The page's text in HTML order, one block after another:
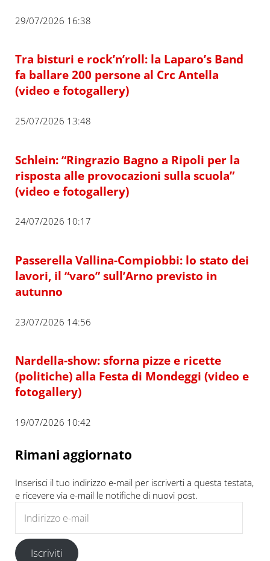
29/07/2026 16:38
Tra bisturi e rock’n’roll: la Laparo’s Band
fa ballare 200 persone al Crc Antella
(video e fotogallery)
25/07/2026 13:48
Schlein: “Ringrazio Bagno a Ripoli per la
risposta alle provocazioni sulla scuola”
(video e fotogallery)
24/07/2026 10:17
Passerella Vallina-Compiobbi: lo stato dei
lavori, il “varo” sull’Arno previsto in
autunno
23/07/2026 14:56
Nardella-show: sforna pizze e ricette
(politiche) alla Festa di Mondeggi (video e
fotogallery)
19/07/2026 10:42
Rimani aggiornato
Inserisci il tuo indirizzo e-mail per iscriverti a questa testata,
e ricevere via e-mail le notifiche di nuovi post.
Iscriviti